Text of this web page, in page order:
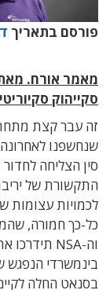
פורסם בתאריך
מאמר אורח.
סקייהוק סקיוריטי
זה עבר קצת מתחת
שנחשפנו לאחרונה
סין הצליחה
התקשורת של
לכמויות עצומות
וה-NSA תידרכו את כל הסנאטורים
בינמשרדי
בסנאט החלה